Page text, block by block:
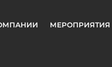
МЕРОПРИЯТИЯ